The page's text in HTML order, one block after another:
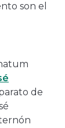
son el
de